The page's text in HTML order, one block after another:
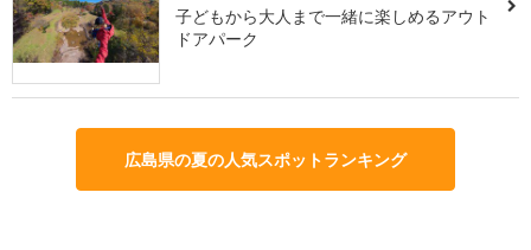
子どもから大人まで一緒に楽しめるアウト
ドアパーク
広島県の夏の人気スポットランキング